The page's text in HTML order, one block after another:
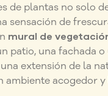
de plantas no solo
sensación de
mural de
patio, una fachada
extensión de la
ambiente acogedor